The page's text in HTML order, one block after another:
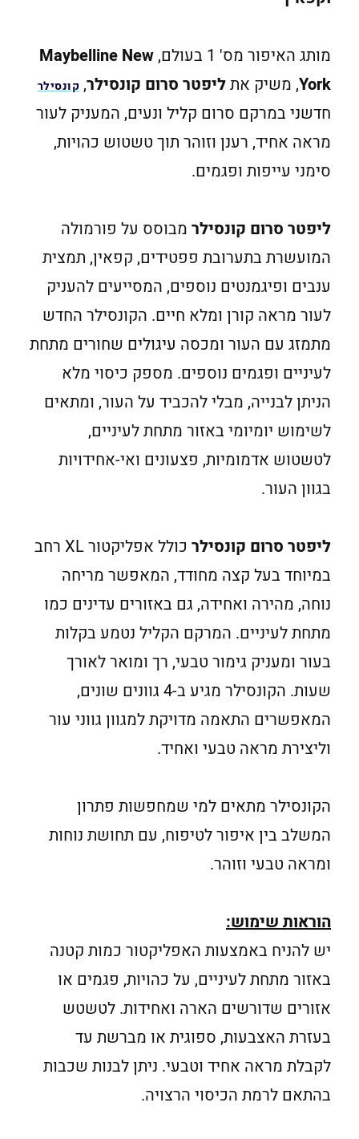
מותג האיפור מס' 1 בעולם,
Maybelline New
York, משיק אתליפטר סרום קונסילר, קונסילר
חדשני במרקם סרום קליל ונעים, המעניק לעור
מראה אחיד, רענן וזוהר תוך טשטוש כהויות,
סימני עייפות ופגמים.
ליפטר סרום קונסילר מבוסס על פורמולה
המועשרת בתערובת פפטידים, קפאין, תמצית
ענבים ופיגמנטים נוספים, המסייעים להעניק
לעור מראה קורן ומלא חיים. הקונסילר החדש
מתמזג עם העור ומכסה עיגולים שחורים מתחת
לעיניים ופגמים נוספים. מספק כיסוי מלא
הניתן לבנייה, מבלי להכביד על העור, ומתאים
לשימוש יומיומי באזור מתחת לעיניים,
לטשטוש אדמומיות, פצעונים ואי-אחידויות
בגוון העור.
ליפטר סרום קונסילר
כולל אפליקטור XL רחב
במיוחד בעל קצה מחודד, המאפשר מריחה
נוחה, מהירה ואחידה, גם באזורים עדינים כמו
מתחת לעיניים. המרקם הקליל נטמע בקלות
בעור ומעניק גימור טבעי, רך ומואר לאורך
שעות. הקונסילר מגיע ב-4 גוונים שונים,
המאפשרים התאמה מדויקת למגוון גווני עור
וליצירת מראה טבעי ואחיד.
הקונסילר מתאים למי שמחפשות פתרון
המשלב בין איפור לטיפוח, עם תחושת נוחות
ומראה טבעי וזוהר.
הוראות שימוש:
יש להניח באמצעות האפליקטור כמות קטנה
באזור מתחת לעיניים, על כהויות, פגמים או
אזורים שדורשים הארה ואחידות. לטשטש
בעזרת האצבעות, ספוגית או מברשת עד
לקבלת מראה אחיד וטבעי. ניתן לבנות שכבות
בהתאם לרמת הכיסוי הרצויה.